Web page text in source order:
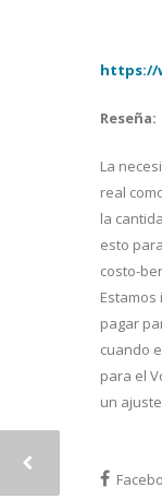
https://
Reseña:
La
real
la
esto
costo-
pagar
cuando
para el
un